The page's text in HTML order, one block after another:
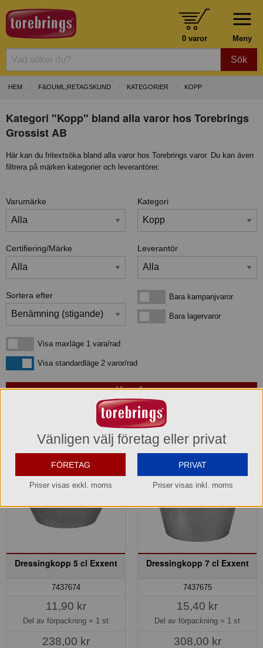
Meny
0 varor
Sök
HEM F&OUML;RETAGSKUND KATEGORIER KOPP
Kategori "Kopp" bland alla varor hos Torebrings
Grossist AB
Här kan du fritextsöka bland alla varor hos Torebrings varor. Du kan även
filtrera på märken kategorier och leverantörer.
Varumärke Kategori
Certifiering/Märke Leverantör
Sortera efter Bara kampanjvarorBara kampanjvaror
Bara lagervarorBara lagervaror
Visa maxläge 1 vara/rad
Visa maxläge 1 vara/rad
Visa standardlägeVisa standardläge 2 varor/rad
som matchar din sökning:
Dressingkopp 5 cl Exxent
7437674
11,90 kr
Del av förpackning = 1 st
238,00 kr
Dressingkopp 7 cl Exxent
7437675
15,40 kr
Del av förpackning = 1 st
308,00 kr
Vänligen välj företag eller privat
FÖRETAG
Priser visas exkl. moms
PRIVAT
Priser visas inkl. moms